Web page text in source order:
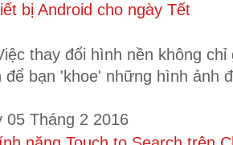
bị Android cho ngày Tết
thay đổi hình nền không
để bạn 'khoe' những hình ảnh
Tháng 2 2016